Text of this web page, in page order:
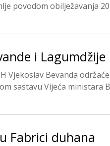
povodom obilježavanja
i Lagumdžije
Vjekoslav Bevanda
sastavu Vijeća ministara
Fabrici duhana